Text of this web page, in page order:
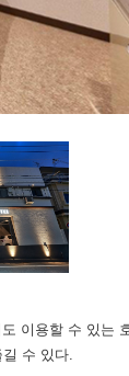
이용할 수 있는
수 있다.